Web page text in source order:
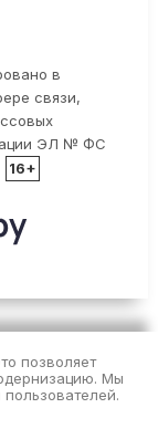
в
связи,
ЭЛ № ФС
16+
позволяет
Мы